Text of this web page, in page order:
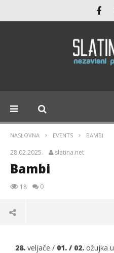
NASLOVNA EVENTS BAMBI
28.02.2025. slatina.net
Bambi
18 0
28.veljače / 01. / 02.ožujka u